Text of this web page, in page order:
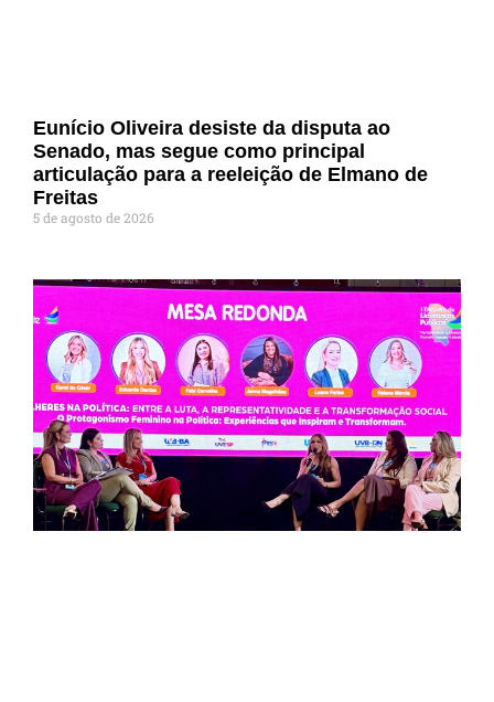
Eunício Oliveira desiste da disputa ao
Senado, mas segue como principal
articulação para a reeleição de Elmano de
Freitas
5 de agosto de 2026